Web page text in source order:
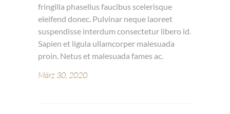
fringilla phasellus faucibus scelerisque
eleifend donec. Pulvinar neque laoreet
suspendisse interdum consectetur libero id.
Sapien et ligula ullamcorper malesuada
proin. Netus et malesuada fames ac.
März 30, 2020